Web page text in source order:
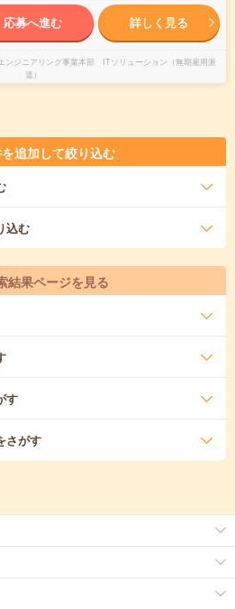
応募へ進む 詳しく見る
ジニアリング事業本部 ITソリューション（無期雇用派
遣）
追加して絞り込む
込む
結果ページを見る
す
さがす